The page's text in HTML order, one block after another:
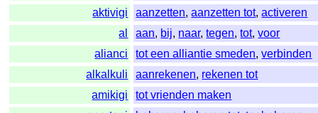
aktivigi
aanzetten,aanzetten tot,activeren
al
aan, bij, naar,tegen,tot,voor
alianci
tot een alliantie smeden,verbinden
alkalkuli
aanrekenen, rekenen tot
amikigi
tot vrienden maken